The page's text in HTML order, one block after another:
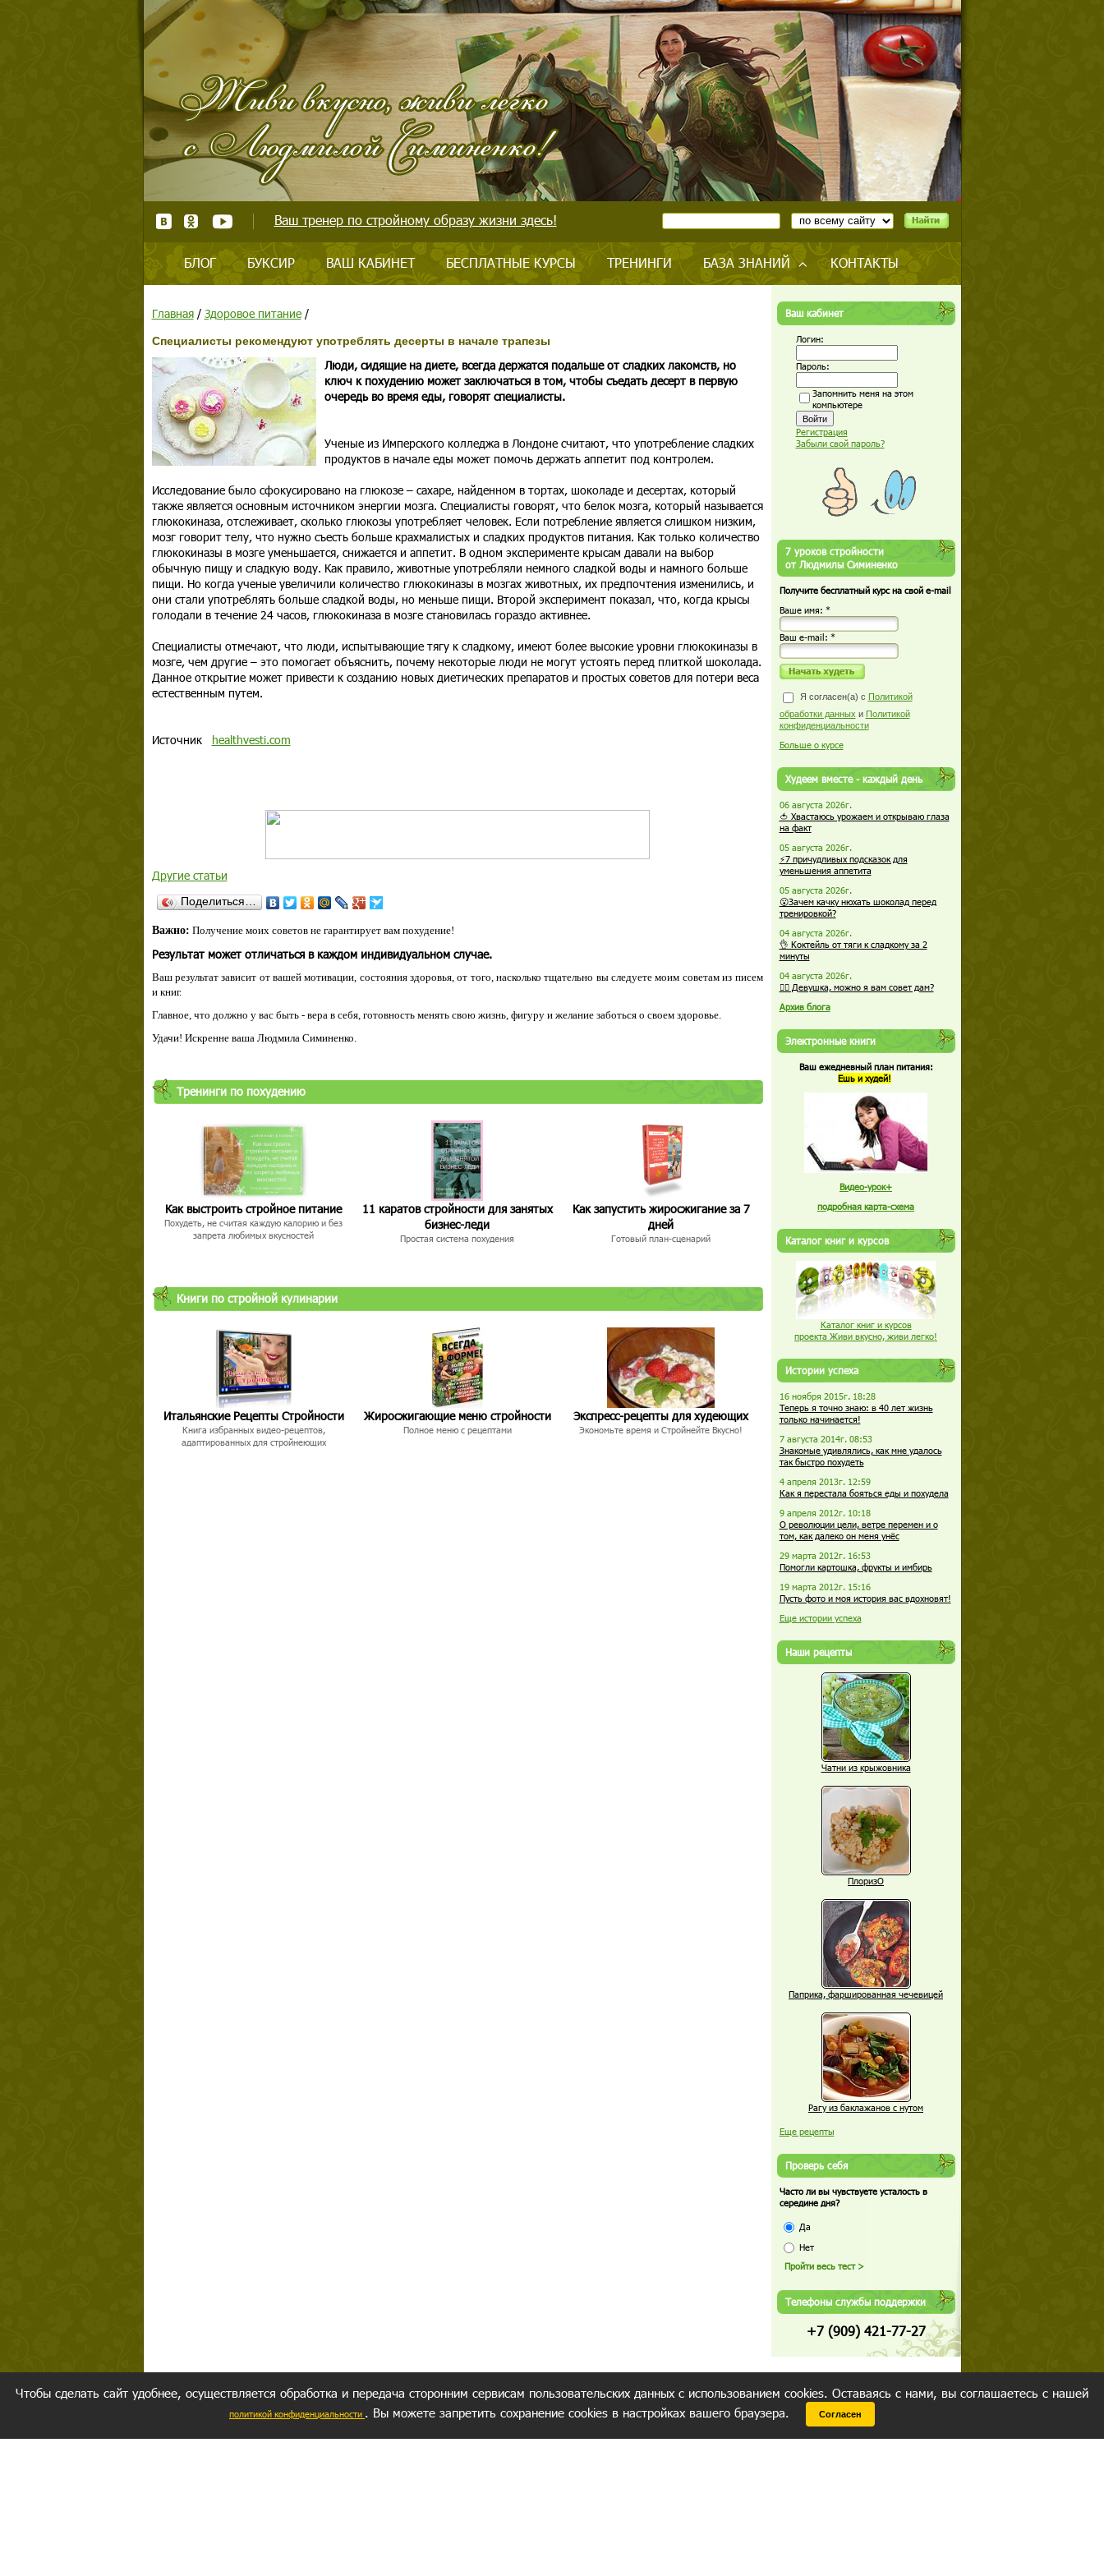
Ваш тренер по стройному образу жизни здесь!
БЛОГ БУКСИР ВАШ КАБИНЕТ БЕСПЛАТНЫЕ КУРСЫ ТРЕНИНГИ БАЗА ЗНАНИЙ КОНТАКТЫ
Главная/ Здоровое питание/
Специалисты рекомендуют употреблять десерты в начале трапезы
Люди, сидящие на диете, всегда держатся подальше от сладких лакомств, но
ключ к похудению может заключаться в том, чтобы съедать десерт в первую
очередь во время еды, говорят специалисты.
Ученые из Имперского колледжа в Лондоне считают, что употребление сладких
продуктов в начале еды может помочь держать аппетит под контролем.
Исследование было сфокусировано на глюкозе – сахаре, найденном в тортах, шоколаде и десертах, который
также является основным источником энергии мозга. Специалисты говорят, что белок мозга, который называется
глюкокиназа, отслеживает, сколько глюкозы употребляет человек. Если потребление является слишком низким,
мозг говорит телу, что нужно съесть больше крахмалистых и сладких продуктов питания. Как только количество
глюкокиназы в мозге уменьшается, снижается и аппетит. В одном эксперименте крысам давали на выбор
обычную пищу и сладкую воду. Как правило, животные употребляли немного сладкой воды и намного больше
пищи. Но когда ученые увеличили количество глюкокиназы в мозгах животных, их предпочтения изменились, и
они стали употреблять больше сладкой воды, но меньше пищи. Второй эксперимент показал, что, когда крысы
голодали в течение 24 часов, глюкокиназа в мозге становилась гораздо активнее.
Специалисты отмечают, что люди, испытывающие тягу к сладкому, имеют более высокие уровни глюкокиназы в
мозге, чем другие – это помогает объяснить, почему некоторые люди не могут устоять перед плиткой шоколада.
Данное открытие может привести к созданию новых диетических препаратов и простых советов для потери веса
естественным путем.
Источник healthvesti.com
Другие статьи
Поделиться…
Важно: Получение моих советов не гарантирует вам похудение!
Результат может отличаться в каждом индивидуальном случае.
Ваш результат зависит от вашей мотивации, состояния здоровья, от того, насколько тщательно вы следуете моим советам из писем
и книг.
Главное, что должно у вас быть - вера в себя, готовность менять свою жизнь, фигуру и желание заботься о своем здоровье.
Удачи! Искренне ваша Людмила Симиненко.
Тренинги по похудению
Как выстроить стройное питание
Похудеть, не считая каждую калорию и без
запрета любимых вкусностей
11 каратов стройности для занятых
бизнес-леди
Простая система похудения
Как запустить жиросжигание за 7
дней
Готовый план-сценарий
Книги по стройной кулинарии
Итальянские Рецепты Стройности
Книга избранных видео-рецептов,
адаптированных для стройнеющих
Жиросжигающие меню стройности
Полное меню с рецептами
Экспресс-рецепты для худеющих
Экономьте время и Стройнейте Вкусно!
Ваш кабинет
Логин:
Пароль:
Запомнить меня на этом
компьютере
Регистрация
Забыли свой пароль?
7 уроков стройности
от Людмилы Симиненко
Получите бесплатный курс на свой e-mail
Ваше имя: *
Ваш е-mail: *
Я согласен(а) с Политикой
обработки данных и Политикой
конфиденциальности
Больше о курсе
Худеем вместе - каждый день
06 августа 2026г.
🍅 Хвастаюсь урожаем и открываю глаза
на факт
05 августа 2026г.
⚡7 причудливых подсказок для
уменьшения аппетита
05 августа 2026г.
😮Зачем качку нюхать шоколад перед
тренировкой?
04 августа 2026г.
👌 Коктейль от тяги к сладкому за 2
минуты
04 августа 2026г.
🏋️‍♀️ Девушка, можно я вам совет дам?
Архив блога
Электронные книги
Ваш ежедневный план питания:
Ешь и худей!
Видео-урок+
подробная карта-схема
Каталог книг и курсов
Каталог книг и курсов
проекта Живи вкусно, живи легко!
Истории успеха
16 ноября 2015г. 18:28
Теперь я точно знаю: в 40 лет жизнь
только начинается!
7 августа 2014г. 08:53
Знакомые удивлялись, как мне удалось
так быстро похудеть
4 апреля 2013г. 12:59
Как я перестала бояться еды и похудела
9 апреля 2012г. 10:18
О революции цели, ветре перемен и о
том, как далеко он меня унёс
29 марта 2012г. 16:53
Помогли картошка, фрукты и имбирь
19 марта 2012г. 15:16
Пусть фото и моя история вас вдохновят!
Еще истории успеха
Наши рецепты
Чатни из крыжовника
ПлоризО
Паприка, фаршированная чечевицей
Рагу из баклажанов с нутом
Еще рецепты
Проверь себя
Часто ли вы чувствуете усталость в
середине дня?
Да
Нет
Телефоны службы поддержки
+7 (909) 421-77-27
Чтобы сделать сайт удобнее, осуществляется обработка и передача сторонним сервисам пользовательских данных с использованием cookies. Оставаясь с нами, вы соглашаетесь с нашей
политикой конфиденциальности . Вы можете запретить сохранение cookies в настройках вашего браузера. Согласен